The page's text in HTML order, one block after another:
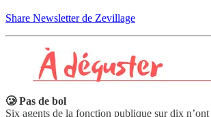
Share Newsletter de Zevillage
🥲 Pas de bol
Six agents de la fonction publique sur dix n’ont